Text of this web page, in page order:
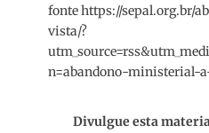
fonte https://sepal.org.br/
vista/?
n=abandono-ministerial-
Divulgue esta